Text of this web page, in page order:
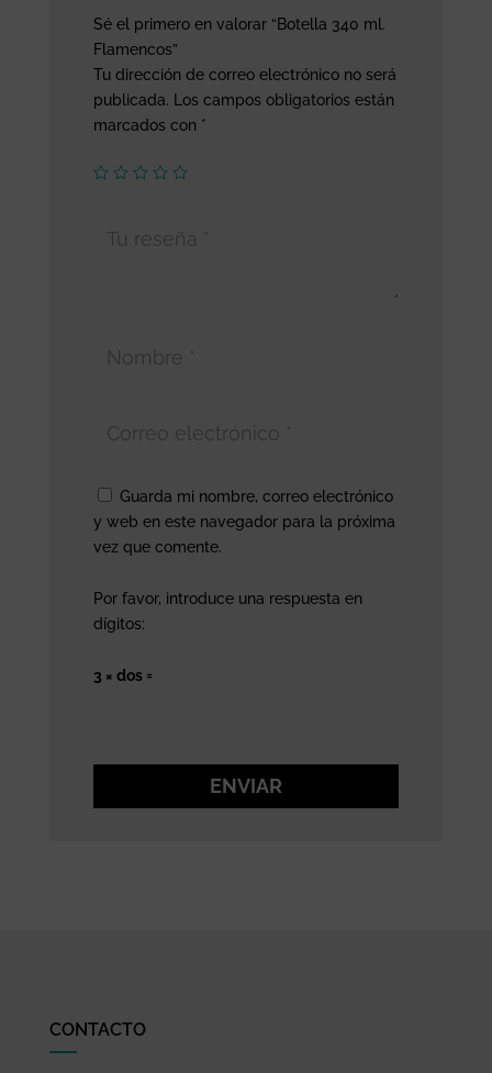
Sé el primero en valorar “Botella 340 ml.
Flamencos”
Tu dirección de correo electrónico no será
publicada. Los campos obligatorios están
marcados con *
Guarda mi nombre, correo electrónico
y web en este navegador para la próxima
vez que comente.
Por favor, introduce una respuesta en
dígitos:
3 × dos =
ENVIAR
CONTACTO